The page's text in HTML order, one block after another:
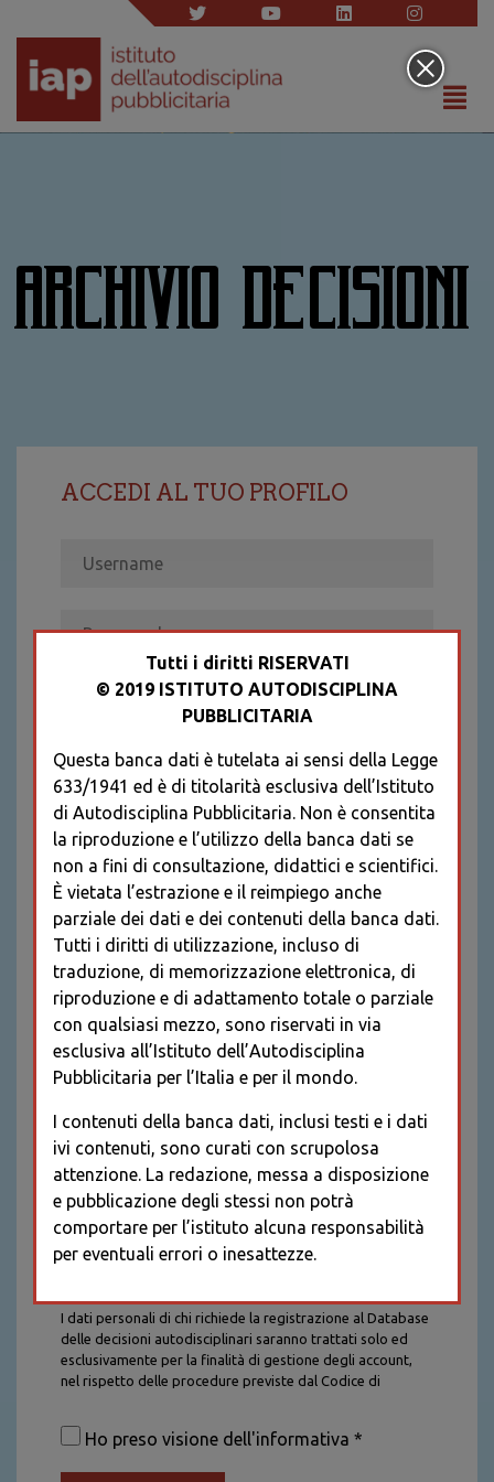
ARCHIVIO DECISIONI
ACCEDI AL TUO PROFILO
Recupera password
REGISTRATI
* I CAMPI CONTRASSEGNATI SONO
OBBLIGATORI
I dati personali di chi richiede la registrazione al Database
delle decisioni autodisciplinari saranno trattati solo ed
esclusivamente per la finalità di gestione degli account,
nel rispetto delle procedure previste dal Codice di
saranno trattati con tutte le cautele richieste dalla legge e
saranno conservati per la durata stabilita caso per caso
Ho preso visione dell'informativa *
Tutti i diritti RISERVATI
© 2019 ISTITUTO AUTODISCIPLINA
PUBBLICITARIA
Questa banca dati è tutelata ai sensi della Legge
633/1941 ed è di titolarità esclusiva dell’Istituto
di Autodisciplina Pubblicitaria. Non è consentita
la riproduzione e l’utilizzo della banca dati se
non a fini di consultazione, didattici e scientifici.
È vietata l’estrazione e il reimpiego anche
parziale dei dati e dei contenuti della banca dati.
Tutti i diritti di utilizzazione, incluso di
traduzione, di memorizzazione elettronica, di
riproduzione e di adattamento totale o parziale
con qualsiasi mezzo, sono riservati in via
esclusiva all’Istituto dell’Autodisciplina
Pubblicitaria per l’Italia e per il mondo.
I contenuti della banca dati, inclusi testi e i dati
ivi contenuti, sono curati con scrupolosa
attenzione. La redazione, messa a disposizione
e pubblicazione degli stessi non potrà
comportare per l’istituto alcuna responsabilità
per eventuali errori o inesattezze.